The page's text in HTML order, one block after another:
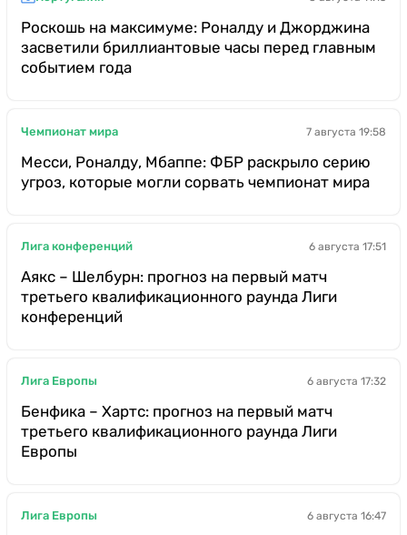
Роскошь на максимуме: Роналду и Джорджина
засветили бриллиантовые часы перед главным
событием года
Чемпионат мира 7 августа 19:58
Месси, Роналду, Мбаппе: ФБР раскрыло серию
угроз, которые могли сорвать чемпионат мира
Лига конференций 6 августа 17:51
Аякс – Шелбурн: прогноз на первый матч
третьего квалификационного раунда Лиги
конференций
Лига Европы 6 августа 17:32
Бенфика – Хартс: прогноз на первый матч
третьего квалификационного раунда Лиги
Европы
Лига Европы 6 августа 16:47